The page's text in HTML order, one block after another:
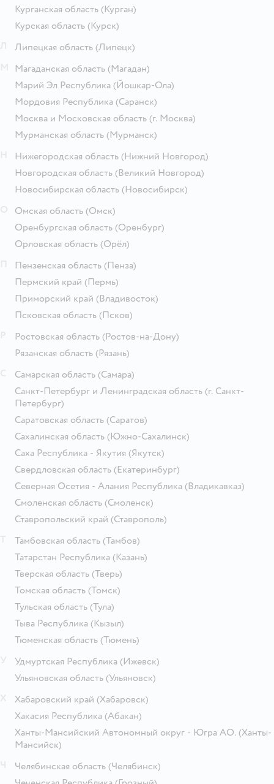
Курганская область (Курган)
Курская область (Курск)
Липецкая область (Липецк)
Магаданская область (Магадан)
Марий Эл Республика (Йошкар-Ола)
Мордовия Республика (Саранск)
Москва и Московская область (г. Москва)
Мурманская область (Мурманск)
Нижегородская область (Нижний Новгород)
Новгородская область (Великий Новгород)
Новосибирская область (Новосибирск)
Омская область (Омск)
Оренбургская область (Оренбург)
Орловская область (Орёл)
Пензенская область (Пенза)
Пермский край (Пермь)
Приморский край (Владивосток)
Псковская область (Псков)
Ростовская область (Ростов-на-Дону)
Рязанская область (Рязань)
Самарская область (Самара)
Санкт-Петербург и Ленинградская область (г. Санкт-
Петербург)
Саратовская область (Саратов)
Сахалинская область (Южно-Сахалинск)
Саха Республика - Якутия (Якутск)
Свердловская область (Екатеринбург)
Северная Осетия - Алания Республика (Владикавказ)
Смоленская область (Смоленск)
Ставропольский край (Ставрополь)
Тамбовская область (Тамбов)
Татарстан Республика (Казань)
Тверская область (Тверь)
Томская область (Томск)
Тульская область (Тула)
Тыва Республика (Кызыл)
Тюменская область (Тюмень)
Удмуртская Республика (Ижевск)
Ульяновская область (Ульяновск)
Хабаровский край (Хабаровск)
Хакасия Республика (Абакан)
Ханты-Мансийский Автономный округ - Югра АО. (Ханты-
Мансийск)
Челябинская область (Челябинск)